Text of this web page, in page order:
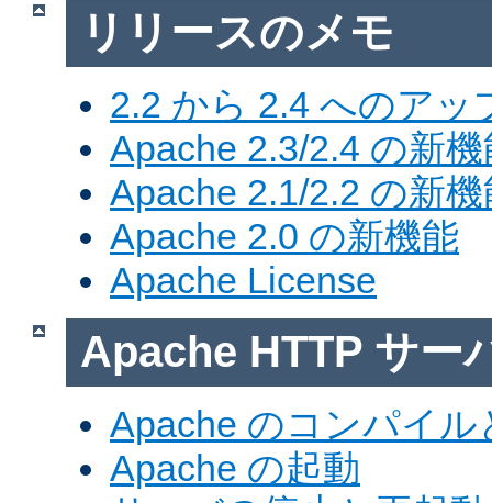
リリースのメモ
2.2 から 2.4 へのアッ
Apache 2.3/2.4 の新機
Apache 2.1/2.2 の新機
Apache 2.0 の新機能
Apache License
Apache HTTP サー
Apache のコンパイ
Apache の起動